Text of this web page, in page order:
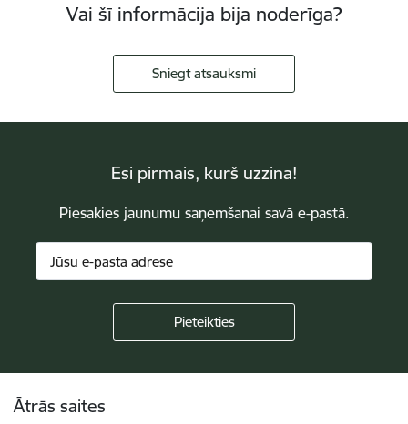
Vai šī informācija bija noderīga?
Sniegt atsauksmi
Esi pirmais, kurš uzzina!
Piesakies jaunumu saņemšanai savā e-pastā.
Ātrās saites